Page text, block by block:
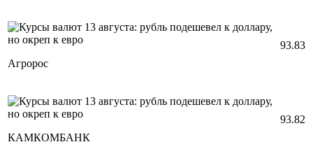
Агророс
93.83
КАМКОМБАНК
93.82